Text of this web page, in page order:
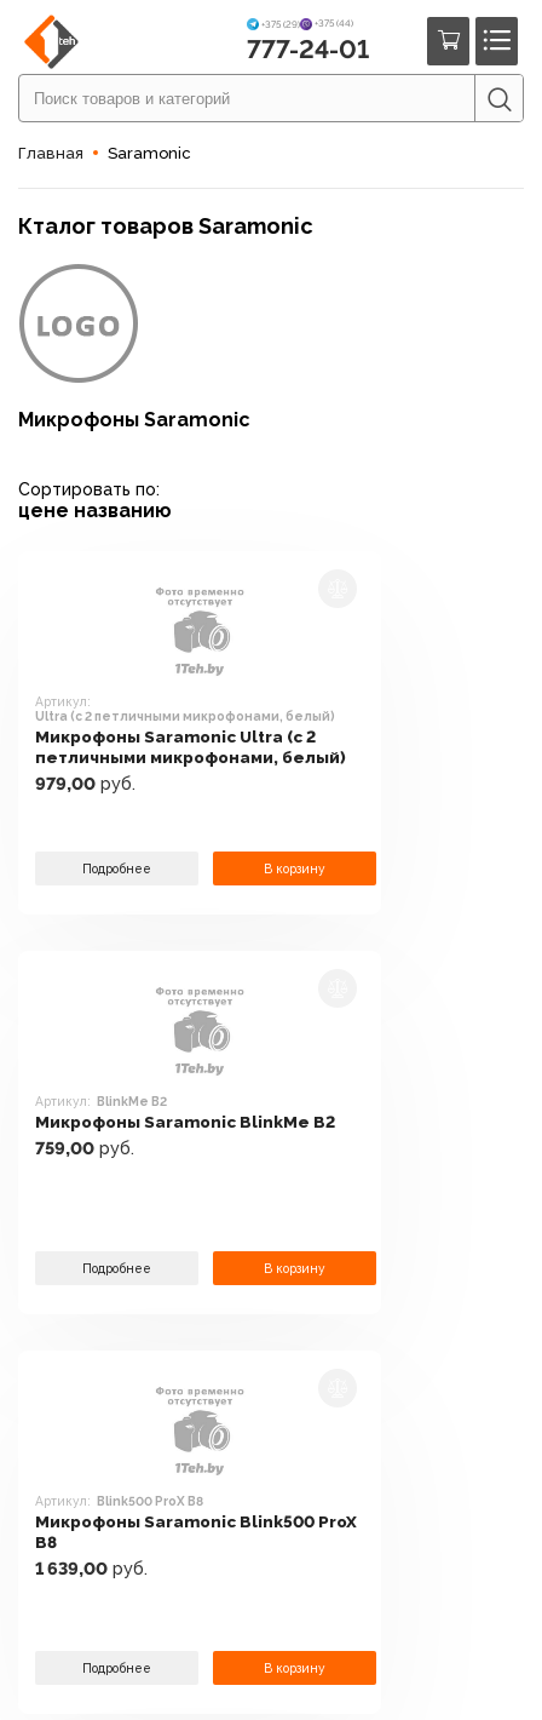
+375 (29) +375 (44)
777-24-01
Главная Saramonic
Кталог товаров Saramonic
Микрофоны Saramonic
Сортировать по:
цене названию
Артикул:
Ultra (c 2 петличными микрофонами, белый)
Микрофоны Saramonic Ultra (c 2
петличными микрофонами, белый)
979,00 руб.
Подробнее В корзину
Артикул: BlinkMe B2
Микрофоны Saramonic BlinkMe B2
759,00 руб.
Подробнее В корзину
Артикул: Blink500 ProX B8
Микрофоны Saramonic Blink500 ProX
B8
1 639,00 руб.
Подробнее В корзину